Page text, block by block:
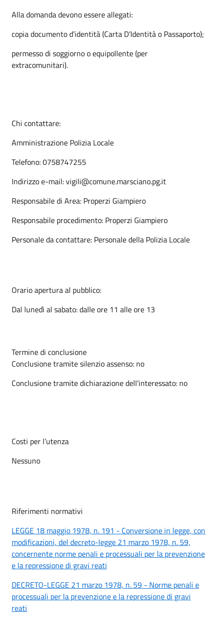
Alla domanda devono essere allegati:
copia documento d’identità (Carta D’Identità o Passaporto);
permesso di soggiorno o equipollente (per
extracomunitari).
Chi contattare:
Amministrazione Polizia Locale
Telefono: 0758747255
Indirizzo e-mail: vigili@comune.marsciano.pg.it
Responsabile di Area: Properzi Giampiero
Responsabile procedimento: Properzi Giampiero
Personale da contattare: Personale della Polizia Locale
Orario apertura al pubblico:
Dal lunedì al sabato: dalle ore 11 alle ore 13
Termine di conclusione
Conclusione tramite silenzio assenso: no
Conclusione tramite dichiarazione dell'interessato: no
Costi per l’utenza
Nessuno
Riferimenti normativi
LEGGE 18 maggio 1978, n. 191 - Conversione in legge, con
modificazioni, del decreto-legge 21 marzo 1978, n. 59,
concernente norme penali e processuali per la prevenzione
e la repressione di gravi reati
DECRETO-LEGGE 21 marzo 1978, n. 59 - Norme penali e
processuali per la prevenzione e la repressione di gravi
reati